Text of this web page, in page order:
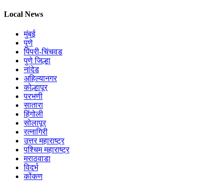
Local News
मुंबई
पुणे
पिंपरी-चिंचवड
पुणे जिल्हा
नांदेड
अहिल्यानगर
कोल्हापूर
परभणी
सातारा
हिंगोली
सोलापूर
रत्नागिरी
उत्तर महाराष्ट्र
पश्चिम महाराष्ट्र
मराठवाडा
विदर्भ
कोंकण